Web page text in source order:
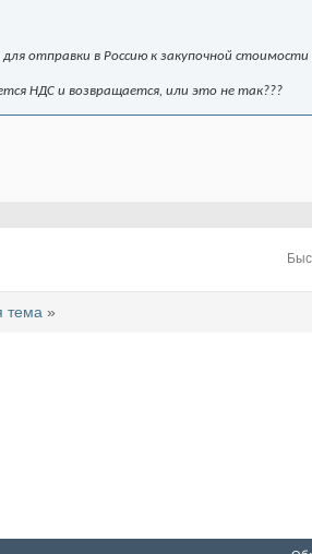
отправки в Россию к закупочной
НДС и возвращается, или это не так???
тема »